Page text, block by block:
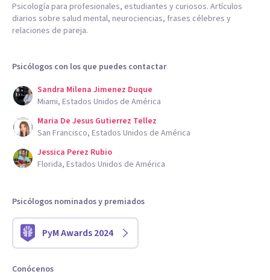
Psicología para profesionales, estudiantes y curiosos. Artículos
diarios sobre salud mental, neurociencias, frases célebres y
relaciones de pareja.
Psicólogos con los que puedes contactar
Sandra Milena Jimenez Duque
Miami, Estados Unidos de América
Maria De Jesus Gutierrez Tellez
San Francisco, Estados Unidos de América
Jessica Perez Rubio
Florida, Estados Unidos de América
Psicólogos nominados y premiados
PyM Awards 2024
Conócenos